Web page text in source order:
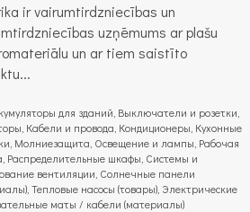
ir vairumtirdzniecības un
uzņēmums ar plašu
un ar tiem saistīto
для зданий, Выключатели и розетки,
Кабели и провода, Кондиционеры, Кухонные
Молниезащита, Освещение и лампы, Рабочая
Распределительные шкафы, Системы и
вентиляции, Солнечные панели
Тепловые насосы (товары), Электрические
маты / кабели (материалы)